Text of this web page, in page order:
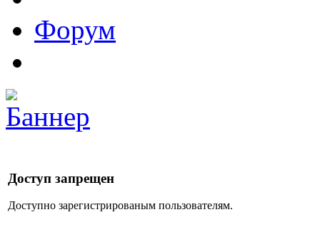
Форум
Доступ запрещен
Доступно зарегистрированым пользователям.